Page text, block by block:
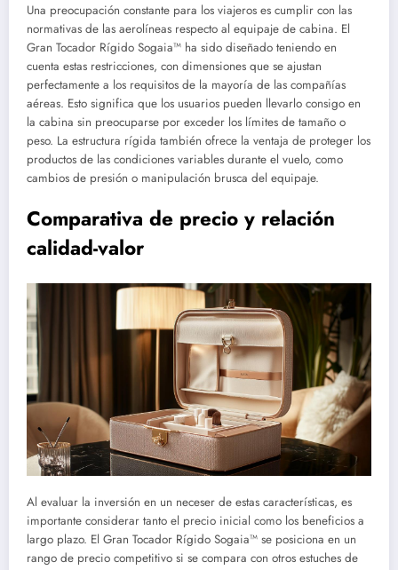
Una preocupación constante para los viajeros es cumplir con las
normativas de las aerolíneas respecto al equipaje de cabina. El
Gran Tocador Rígido Sogaia™ ha sido diseñado teniendo en
cuenta estas restricciones, con dimensiones que se ajustan
perfectamente a los requisitos de la mayoría de las compañías
aéreas. Esto significa que los usuarios pueden llevarlo consigo en
la cabina sin preocuparse por exceder los límites de tamaño o
peso. La estructura rígida también ofrece la ventaja de proteger los
productos de las condiciones variables durante el vuelo, como
cambios de presión o manipulación brusca del equipaje.
Comparativa de precio y relación
calidad-valor
Al evaluar la inversión en un neceser de estas características, es
importante considerar tanto el precio inicial como los beneficios a
largo plazo. El Gran Tocador Rígido Sogaia™ se posiciona en un
rango de precio competitivo si se compara con otros estuches de